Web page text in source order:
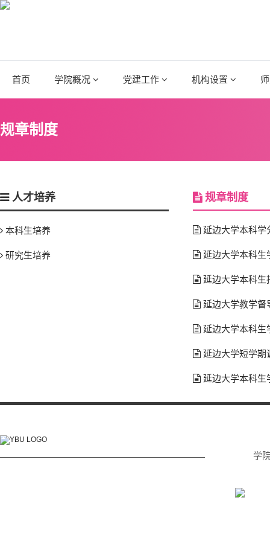
首页 学院概况 党建工作 机构设置
规章制度
人才培养
本科生培养
研究生培养
规章制度
延边大学本科学
延边大学本科生
延边大学本科生
延边大学教学督
延边大学本科生
延边大学短学期
延边大学本科生
学